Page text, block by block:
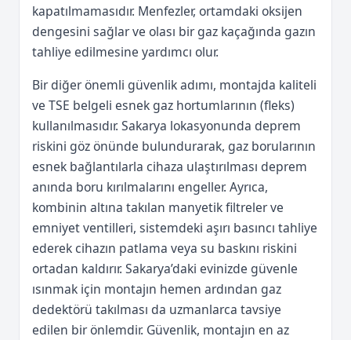
kapatılmamasıdır. Menfezler, ortamdaki oksijen
dengesini sağlar ve olası bir gaz kaçağında gazın
tahliye edilmesine yardımcı olur.
Bir diğer önemli güvenlik adımı, montajda kaliteli
ve TSE belgeli esnek gaz hortumlarının (fleks)
kullanılmasıdır. Sakarya lokasyonunda deprem
riskini göz önünde bulundurarak, gaz borularının
esnek bağlantılarla cihaza ulaştırılması deprem
anında boru kırılmalarını engeller. Ayrıca,
kombinin altına takılan manyetik filtreler ve
emniyet ventilleri, sistemdeki aşırı basıncı tahliye
ederek cihazın patlama veya su baskını riskini
ortadan kaldırır. Sakarya’daki evinizde güvenle
ısınmak için montajın hemen ardından gaz
dedektörü takılması da uzmanlarca tavsiye
edilen bir önlemdir. Güvenlik, montajın en az